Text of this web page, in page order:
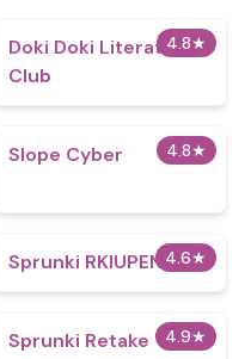
4.8★
Doki Doki Literature
Club
4.8★
​​Slope Cyber
4.6★
Sprunki RKIUPEN 11
4.9★
Sprunki Retake